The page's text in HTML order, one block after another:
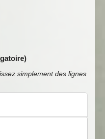
simplement des lignes